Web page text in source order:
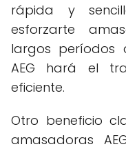
rápida y
esforzarte
largos períodos
AEG hará el
eficiente.
Otro beneficio
amasadoras